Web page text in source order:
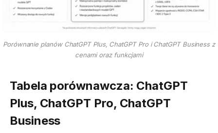
Porównanie planów ChatGPT Plus, ChatGPT Pro i ChatGPT Business z
cenami oraz funkcjami
Tabela porównawcza: ChatGPT
Plus, ChatGPT Pro, ChatGPT
Business